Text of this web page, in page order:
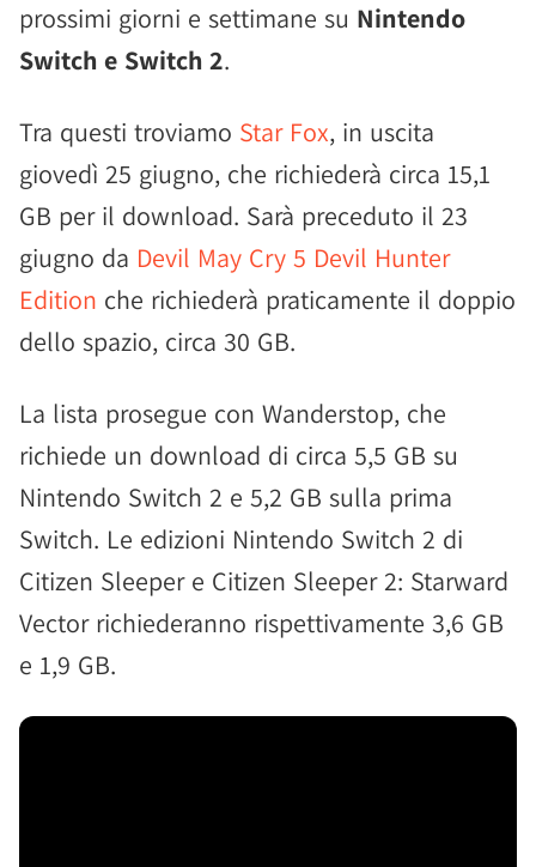
prossimi giorni e settimane su Nintendo
Switch e Switch 2.
Tra questi troviamo Star Fox, in uscita
giovedì 25 giugno, che richiederà circa 15,1
GB per il download. Sarà preceduto il 23
giugno da Devil May Cry 5 Devil Hunter
Edition che richiederà praticamente il doppio
dello spazio, circa 30 GB.
La lista prosegue con Wanderstop, che
richiede un download di circa 5,5 GB su
Nintendo Switch 2 e 5,2 GB sulla prima
Switch. Le edizioni Nintendo Switch 2 di
Citizen Sleeper e Citizen Sleeper 2: Starward
Vector richiederanno rispettivamente 3,6 GB
e 1,9 GB.